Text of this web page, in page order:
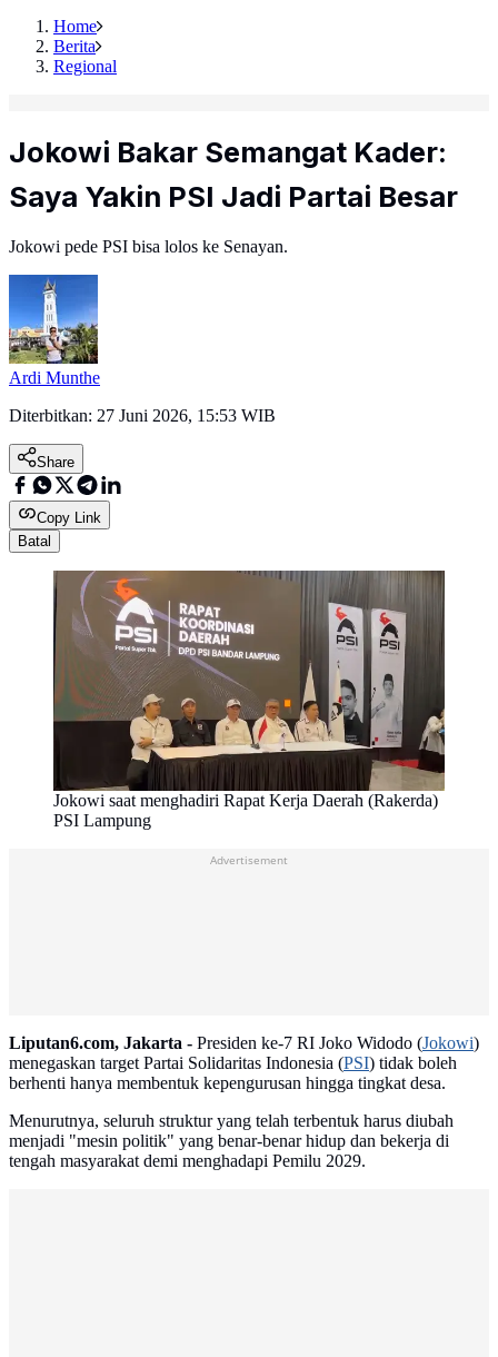
Home
Berita
Regional
Jokowi Bakar Semangat Kader:
Saya Yakin PSI Jadi Partai Besar
Jokowi pede PSI bisa lolos ke Senayan.
Ardi Munthe
Diterbitkan: 27 Juni 2026, 15:53 WIB
Share
Copy Link
Batal
Jokowi saat menghadiri Rapat Kerja Daerah (Rakerda)
PSI Lampung
Advertisement
Liputan6.com, Jakarta - Presiden ke-7 RI Joko Widodo (Jokowi)
menegaskan target Partai Solidaritas Indonesia (PSI) tidak boleh
berhenti hanya membentuk kepengurusan hingga tingkat desa.
Menurutnya, seluruh struktur yang telah terbentuk harus diubah
menjadi "mesin politik" yang benar-benar hidup dan bekerja di
tengah masyarakat demi menghadapi Pemilu 2029.